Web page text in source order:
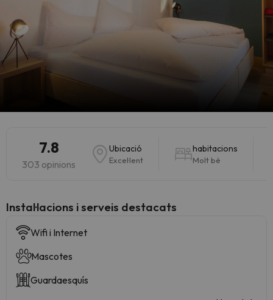
7.8
303 opinions
Ubicació
Excel·lent
habitacions
Molt bé
Instal·lacions i serveis destacats
Wifi i Internet
Mascotes
Guardaesquís